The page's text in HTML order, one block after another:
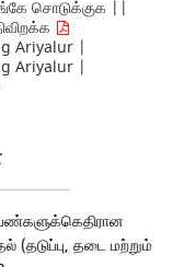
சொடுக்குக ||
|
|
(தடுப்பு, தடை மற்றும்